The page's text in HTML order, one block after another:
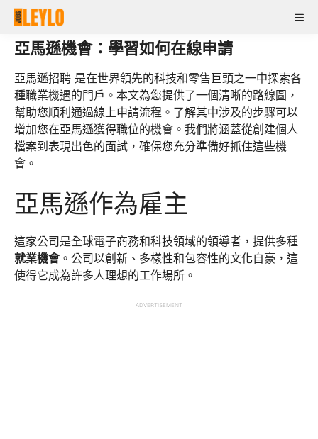
Skip
content
亞馬遜機會：學習如何在線申請
亞馬遜招聘 是在世界領先的科技和零售巨頭之一中探索各
種職業機遇的門戶。本文為您提供了一個清晰的路線圖，
幫助您順利通過線上申請流程。了解其中涉及的步驟可以
增加您在亞馬遜獲得職位的機會。我們將涵蓋從創建個人
檔案到表現出色的面試，確保您充分準備好抓住這些機
會。
亞馬遜作為雇主
這家公司是全球電子商務和科技領域的領導者，提供多種
就業機會。公司以創新、多樣性和包容性的文化自豪，這
使得它成為許多人理想的工作場所。
ADVERTISEMENT